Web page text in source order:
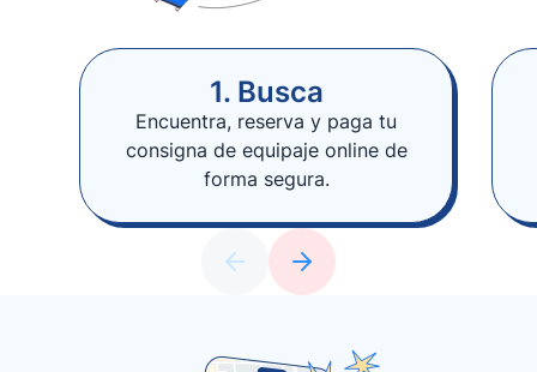
1. Busca
Encuentra, reserva y paga tu
consigna de equipaje online de
forma segura.